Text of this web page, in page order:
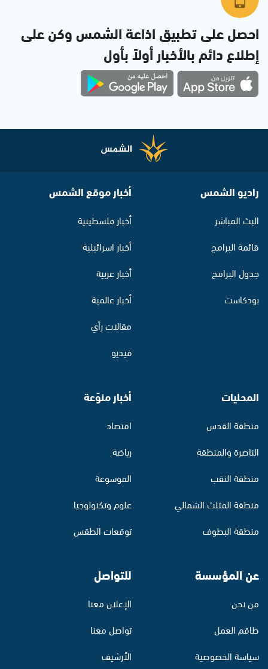
احصل على تطبيق اذاعة الشمس وكن على
إطلاع دائم بالأخبار أولاً بأول
راديو الشمس
البث المباشر
قائمة البرامج
جدول البرامج
بودكاست
أخبار موقع الشمس
أخبار فلسطينية
أخبار اسرائيلية
أخبار عربية
أخبار عالمية
مقالات رأي
فيديو
المحليات
منطقة القدس
الناصرة والمنطقة
منطقة النقب
منطقة المثلث الشمالي
منطقة البطوف
أخبار منوّعة
اقتصاد
رياضة
الموسوعة
علوم وتكنولوجيا
توقعات الطقس
عن المؤسسة
من نحن
طاقم العمل
سياسة الخصوصية
للتواصل
الإعلان معنا
تواصل معنا
الأرشيف